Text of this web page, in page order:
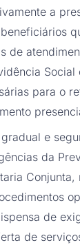
a
de
Social
para o
e
da
Conjunta,
de
de